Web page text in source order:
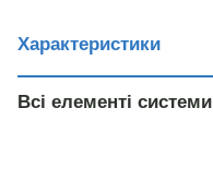
Характеристики
Всі елементі системи